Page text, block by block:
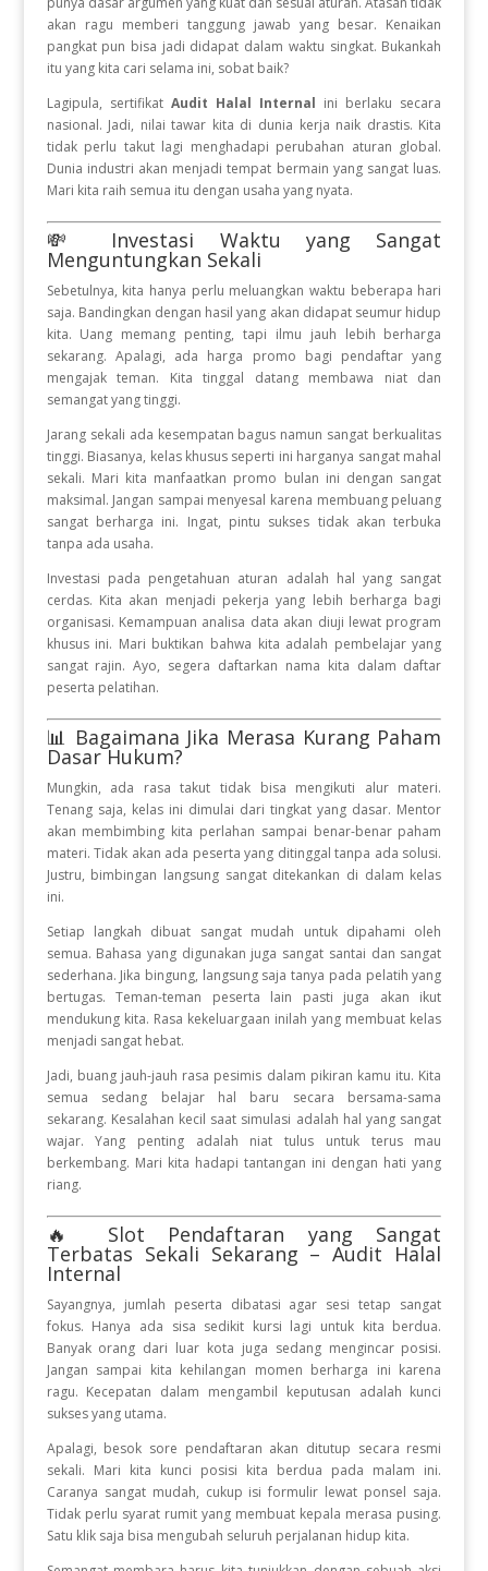
akan ragu memberi tanggung jawab yang besar. Kenaikan
pangkat pun bisa jadi didapat dalam waktu singkat. Bukankah
itu yang kita cari selama ini, sobat baik?
Lagipula, sertifikat Audit Halal Internal ini berlaku secara
nasional. Jadi, nilai tawar kita di dunia kerja naik drastis. Kita
tidak perlu takut lagi menghadapi perubahan aturan global.
Dunia industri akan menjadi tempat bermain yang sangat luas.
Mari kita raih semua itu dengan usaha yang nyata.
💸 Investasi Waktu yang Sangat
Menguntungkan Sekali
Sebetulnya, kita hanya perlu meluangkan waktu beberapa hari
saja. Bandingkan dengan hasil yang akan didapat seumur hidup
kita. Uang memang penting, tapi ilmu jauh lebih berharga
sekarang. Apalagi, ada harga promo bagi pendaftar yang
mengajak teman. Kita tinggal datang membawa niat dan
semangat yang tinggi.
Jarang sekali ada kesempatan bagus namun sangat berkualitas
tinggi. Biasanya, kelas khusus seperti ini harganya sangat mahal
sekali. Mari kita manfaatkan promo bulan ini dengan sangat
maksimal. Jangan sampai menyesal karena membuang peluang
sangat berharga ini. Ingat, pintu sukses tidak akan terbuka
tanpa ada usaha.
Investasi pada pengetahuan aturan adalah hal yang sangat
cerdas. Kita akan menjadi pekerja yang lebih berharga bagi
organisasi. Kemampuan analisa data akan diuji lewat program
khusus ini. Mari buktikan bahwa kita adalah pembelajar yang
sangat rajin. Ayo, segera daftarkan nama kita dalam daftar
peserta pelatihan.
📊 Bagaimana Jika Merasa Kurang Paham
Dasar Hukum?
Mungkin, ada rasa takut tidak bisa mengikuti alur materi.
Tenang saja, kelas ini dimulai dari tingkat yang dasar. Mentor
akan membimbing kita perlahan sampai benar-benar paham
materi. Tidak akan ada peserta yang ditinggal tanpa ada solusi.
Justru, bimbingan langsung sangat ditekankan di dalam kelas
ini.
Setiap langkah dibuat sangat mudah untuk dipahami oleh
semua. Bahasa yang digunakan juga sangat santai dan sangat
sederhana. Jika bingung, langsung saja tanya pada pelatih yang
bertugas. Teman-teman peserta lain pasti juga akan ikut
mendukung kita. Rasa kekeluargaan inilah yang membuat kelas
menjadi sangat hebat.
Jadi, buang jauh-jauh rasa pesimis dalam pikiran kamu itu. Kita
semua sedang belajar hal baru secara bersama-sama
sekarang. Kesalahan kecil saat simulasi adalah hal yang sangat
wajar. Yang penting adalah niat tulus untuk terus mau
berkembang. Mari kita hadapi tantangan ini dengan hati yang
riang.
🔥 Slot Pendaftaran yang Sangat
Terbatas Sekali Sekarang – Audit Halal
Internal
Sayangnya, jumlah peserta dibatasi agar sesi tetap sangat
fokus. Hanya ada sisa sedikit kursi lagi untuk kita berdua.
Banyak orang dari luar kota juga sedang mengincar posisi.
Jangan sampai kita kehilangan momen berharga ini karena
ragu. Kecepatan dalam mengambil keputusan adalah kunci
sukses yang utama.
Apalagi, besok sore pendaftaran akan ditutup secara resmi
sekali. Mari kita kunci posisi kita berdua pada malam ini.
Caranya sangat mudah, cukup isi formulir lewat ponsel saja.
Tidak perlu syarat rumit yang membuat kepala merasa pusing.
Satu klik saja bisa mengubah seluruh perjalanan hidup kita.